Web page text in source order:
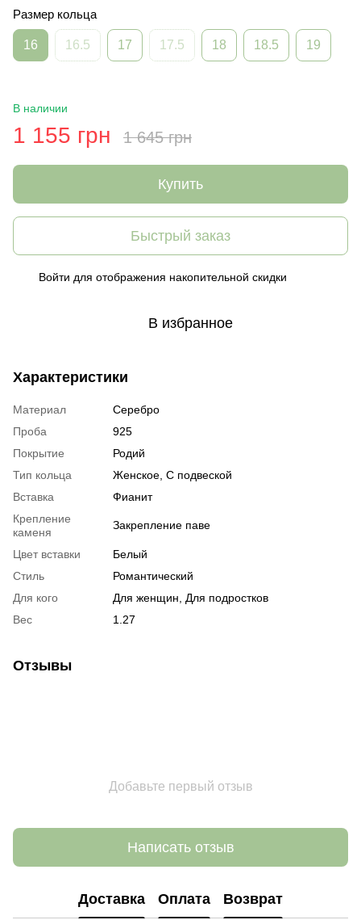
Размер кольца
16 16.5 17 17.5 18 18.5 19
В наличии
1 155 грн 1 645 грн
Купить
Быстрый заказ
Войти для отображения накопительной скидки
В избранное
Характеристики
Материал
Серебро
Проба
925
Покрытие
Родий
Тип кольца
Женское, С подвеской
Вставка
Фианит
Крепление
каменя
Закрепление паве
Цвет вставки
Белый
Стиль
Романтический
Для кого
Для женщин, Для подростков
Вес
1.27
Отзывы
Добавьте первый отзыв
Написать отзыв
Доставка Оплата Возврат